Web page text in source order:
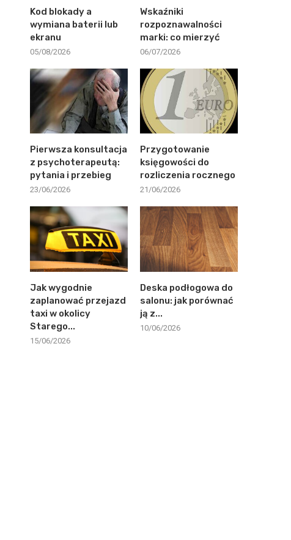
Kod blokady a
wymiana baterii lub
ekranu
05/08/2026
Wskaźniki
rozpoznawalności
marki: co mierzyć
06/07/2026
Pierwsza konsultacja
z psychoterapeutą:
pytania i przebieg
23/06/2026
Przygotowanie
księgowości do
rozliczenia rocznego
21/06/2026
Jak wygodnie
zaplanować przejazd
taxi w okolicy
Starego...
15/06/2026
Deska podłogowa do
salonu: jak porównać
ją z...
10/06/2026